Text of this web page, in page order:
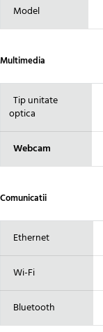
Model
Multimedia
Tip unitate
optica
Webcam
Comunicatii
Ethernet
Wi-Fi
Bluetooth